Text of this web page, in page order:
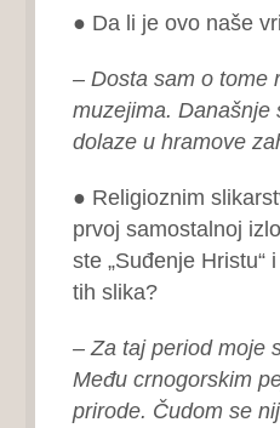
● Da li je ovo naše
– Dosta sam o tome
muzejima. Današnje
dolaze u hramove
● Religioznim
prvoj samostalnoj
ste „Suđenje Hristu“
tih slika?
– Za taj period moje
Među crnogorskim
prirode. Čudom se